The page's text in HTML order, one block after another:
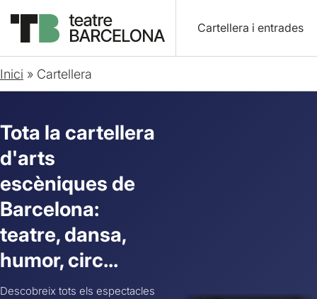
Cartellera i entrades
Inici » Cartellera
Tota la cartellera
d'arts
escèniques de
Barcelona:
teatre, dansa,
humor, circ...
Descobreix tots els espectacles